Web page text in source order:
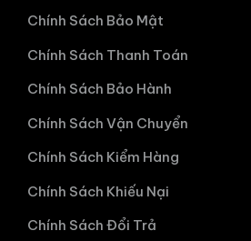
Chính Sách Bảo Mật
Chính Sách Thanh Toán
Chính Sách Bảo Hành
Chính Sách Vận Chuyển
Chính Sách Kiểm Hàng
Chính Sách Khiếu Nại
Chính Sách Đổi Trả